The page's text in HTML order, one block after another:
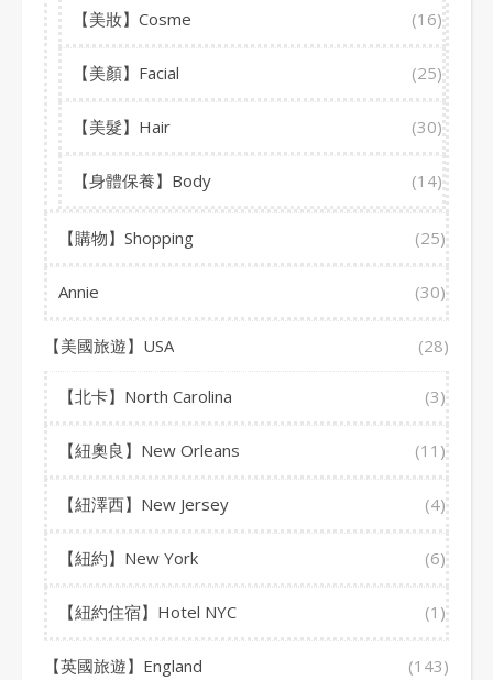
【美妝】Cosme (16)
【美顏】Facial (25)
【美髮】Hair (30)
【身體保養】Body (14)
【購物】Shopping (25)
Annie (30)
【美國旅遊】USA (28)
【北卡】North Carolina (3)
【紐奧良】New Orleans (11)
【紐澤西】New Jersey (4)
【紐約】New York (6)
【紐約住宿】Hotel NYC (1)
【英國旅遊】England (143)